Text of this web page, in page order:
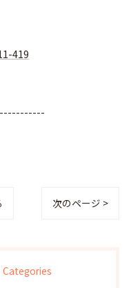
419
次のページ >
Categories